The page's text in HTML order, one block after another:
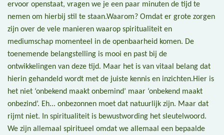
ervoor openstaat, vragen we je een paar minuten de tijd te
nemen om hierbij stil te staan.Waarom? Omdat er grote zorgen
zijn over de vele manieren waarop spiritualiteit en
mediumschap momenteel in de openbaarheid komen. De
toenemende belangstelling is mooi en past bij de
ontwikkelingen van deze tijd. Maar het is van vitaal belang dat
hierin gehandeld wordt met de juiste kennis en inzichten.Hier is
het niet ‘onbekend maakt onbemind’ maar ‘onbekend maakt
onbezind’. Eh... onbezonnen moet dat natuurlijk zijn. Maar dat
rijmt niet. In spiritualiteit is bewustwording het sleutelwoord.
We zijn allemaal spiritueel omdat we allemaal een bepaalde